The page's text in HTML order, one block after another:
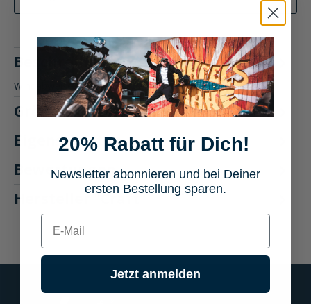
Beschreibung
Windabweiser für den Helm Craft Integralhelm Toursport
Größentabelle
Eigenschaften
Bewertungen
Hersteller "Craft"
20% Rabatt für Dich!
Newsletter abonnieren und bei Deiner
ersten Bestellung sparen.
E-mail
Jetzt anmelden